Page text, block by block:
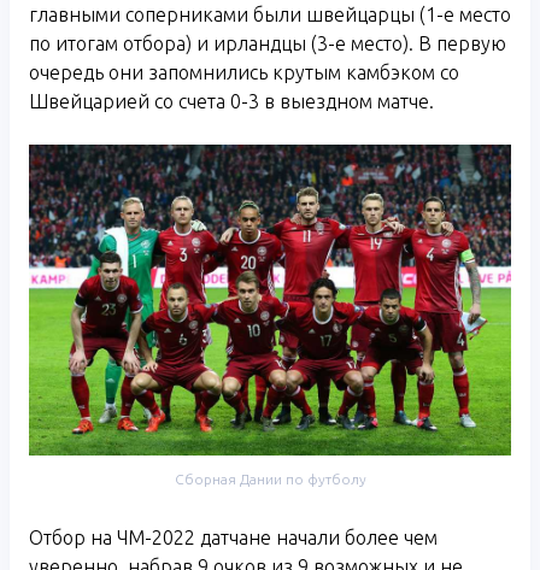
главными соперниками были швейцарцы (1-е место
по итогам отбора) и ирландцы (3-е место). В первую
очередь они запомнились крутым камбэком со
Швейцарией со счета 0-3 в выездном матче.
Сборная Дании по футболу
Отбор на ЧМ-2022 датчане начали более чем